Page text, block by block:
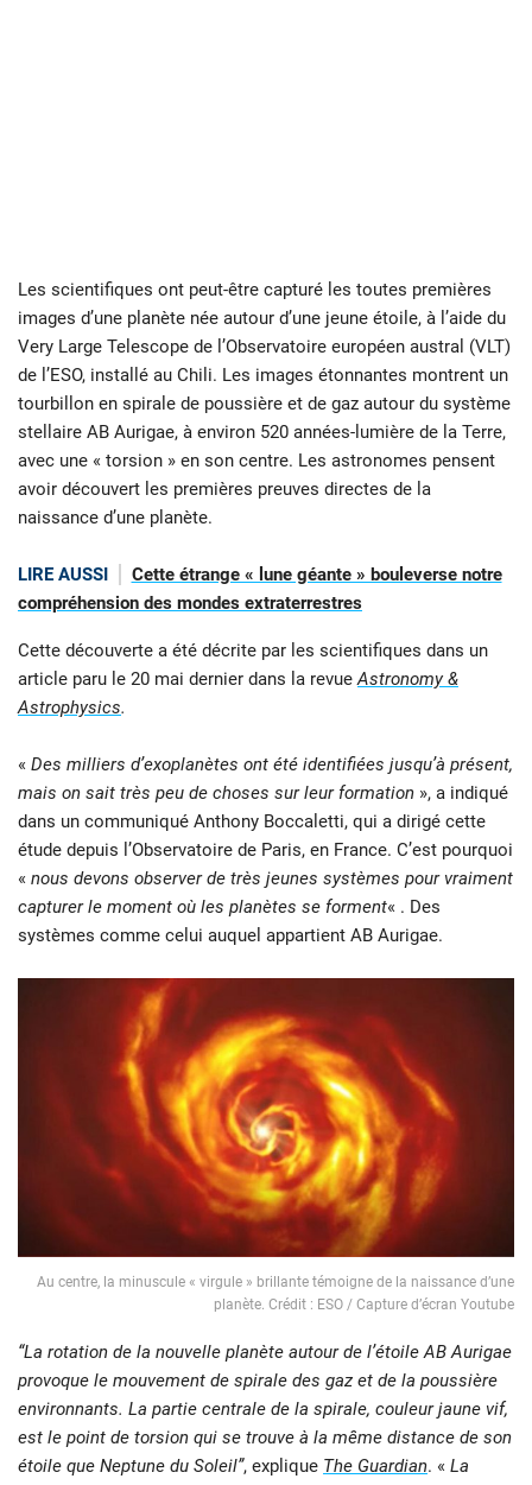
Les scientifiques ont peut-être capturé les toutes premières
images d’une planète née autour d’une jeune étoile, à l’aide du
Very Large Telescope de l’Observatoire européen austral (VLT)
de l’ESO, installé au Chili. Les images étonnantes montrent un
tourbillon en spirale de poussière et de gaz autour du système
stellaire AB Aurigae, à environ 520 années-lumière de la Terre,
avec une « torsion » en son centre. Les astronomes pensent
avoir découvert les premières preuves directes de la
naissance d’une planète.
LIRE AUSSI
Cette étrange « lune géante » bouleverse notre
compréhension des mondes extraterrestres
Cette découverte a été décrite par les scientifiques dans un
article paru le 20 mai dernier dans la revueAstronomy &
Astrophysics.
« Des milliers d’exoplanètes ont été identifiées jusqu’à présent,
mais on sait très peu de choses sur leur formation », a indiqué
dans un communiqué Anthony Boccaletti, qui a dirigé cette
étude depuis l’Observatoire de Paris, en France. C’est pourquoi
« nous devons observer de très jeunes systèmes pour vraiment
capturer le moment où les planètes se forment« . Des
systèmes comme celui auquel appartient AB Aurigae.
Au centre, la minuscule « virgule » brillante témoigne de la naissance d’une
planète. Crédit : ESO / Capture d’écran Youtube
“La rotation de la nouvelle planète autour de l’étoile AB Aurigae
provoque le mouvement de spirale des gaz et de la poussière
environnants. La partie centrale de la spirale, couleur jaune vif,
est le point de torsion qui se trouve à la même distance de son
étoile que Neptune du Soleil”, explique The Guardian. « La